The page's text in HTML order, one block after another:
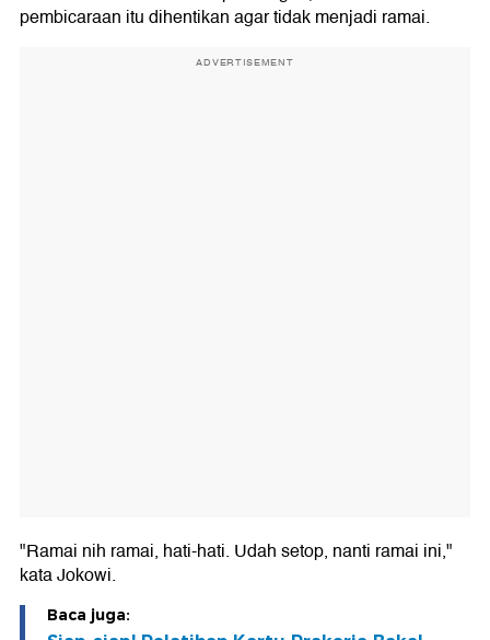
pembicaraan itu dihentikan agar tidak menjadi ramai.
ADVERTISEMENT
"Ramai nih ramai, hati-hati. Udah setop, nanti ramai ini,"
kata Jokowi.
Baca juga: